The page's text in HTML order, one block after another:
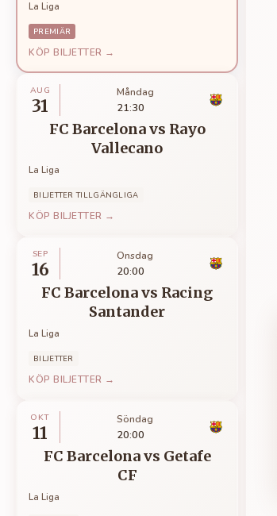
La Liga
PREMIÄR
KÖP BILJETTER →
AUG
31
Måndag
21:30
FC Barcelonavs Rayo
Vallecano
La Liga
BILJETTER TILLGÄNGLIGA
KÖP BILJETTER →
SEP
16
Onsdag
20:00
FC Barcelonavs Racing
Santander
La Liga
BILJETTER
KÖP BILJETTER →
OKT
11
Söndag
20:00
FC Barcelonavs Getafe
CF
La Liga